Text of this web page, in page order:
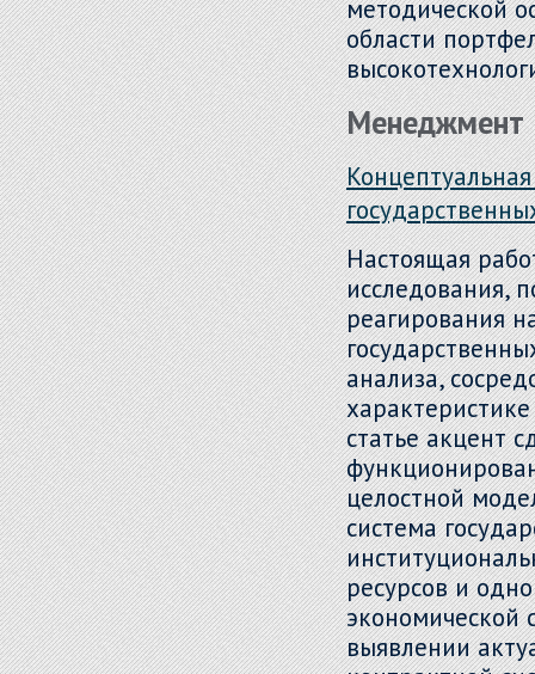
методической
области
Менеджмент
Настоящая
исследования,
реагирования
анализа,
статье акцент
целостной
система
ресурсов и
экономической
выявлении